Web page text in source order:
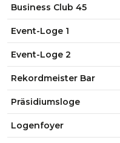
Business Club 45
Event-Loge 1
Event-Loge 2
Rekordmeister Bar
Präsidiumsloge
Logenfoyer